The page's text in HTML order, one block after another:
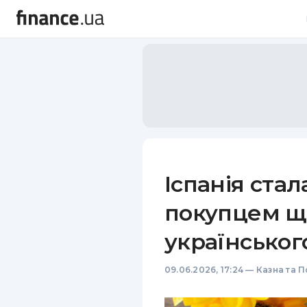
Іспанія
покупцем
09.06.2026, 17:24 — Казна та